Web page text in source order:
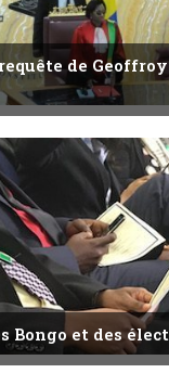
de
Bongo et des